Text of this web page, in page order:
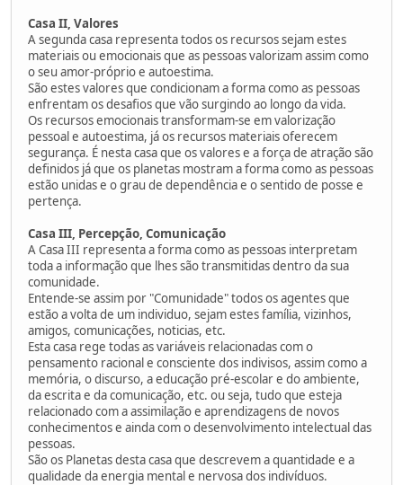
Casa II, Valores
A segunda casa representa todos os recursos sejam estes
materiais ou emocionais que as pessoas valorizam assim como
o seu amor-próprio e autoestima.
São estes valores que condicionam a forma como as pessoas
enfrentam os desafios que vão surgindo ao longo da vida.
Os recursos emocionais transformam-se em valorização
pessoal e autoestima, já os recursos materiais oferecem
segurança. É nesta casa que os valores e a força de atração são
definidos já que os planetas mostram a forma como as pessoas
estão unidas e o grau de dependência e o sentido de posse e
pertença.
Casa III, Percepção, Comunicação
A Casa III representa a forma como as pessoas interpretam
toda a informação que lhes são transmitidas dentro da sua
comunidade.
Entende-se assim por "Comunidade" todos os agentes que
estão a volta de um individuo, sejam estes família, vizinhos,
amigos, comunicações, noticias, etc.
Esta casa rege todas as variáveis relacionadas com o
pensamento racional e consciente dos indivisos, assim como a
memória, o discurso, a educação pré-escolar e do ambiente,
da escrita e da comunicação, etc. ou seja, tudo que esteja
relacionado com a assimilação e aprendizagens de novos
conhecimentos e ainda com o desenvolvimento intelectual das
pessoas.
São os Planetas desta casa que descrevem a quantidade e a
qualidade da energia mental e nervosa dos indivíduos.